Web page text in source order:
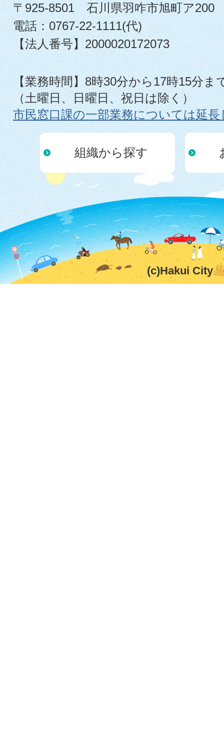
〒925-8501 石川県羽咋市旭町ア200
電話：0767-22-1111(代)
【法人番号】2000020172073
【業務時間】8時30分から17時15分ま
（土曜日、日曜日、祝日は除く）
市民窓口課の一部業務については延
組織から探す
(c)Hakui City